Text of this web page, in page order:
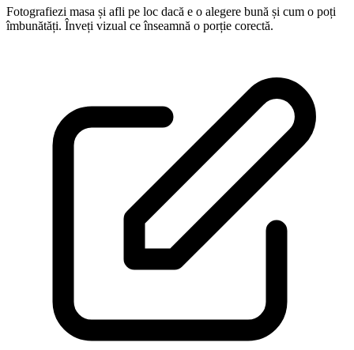
Fotografiezi masa și afli pe loc dacă e o alegere bună și cum o poți
îmbunătăți. Înveți vizual ce înseamnă o porție corectă.